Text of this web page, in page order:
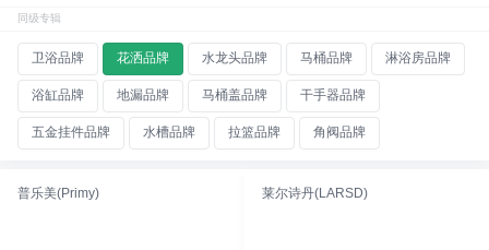
同级专辑
卫浴品牌 花洒品牌 水龙头品牌 马桶品牌 淋浴房品牌
浴缸品牌 地漏品牌 马桶盖品牌 干手器品牌
五金挂件品牌 水槽品牌 拉篮品牌 角阀品牌
普乐美(Primy) 莱尔诗丹(LARSD)